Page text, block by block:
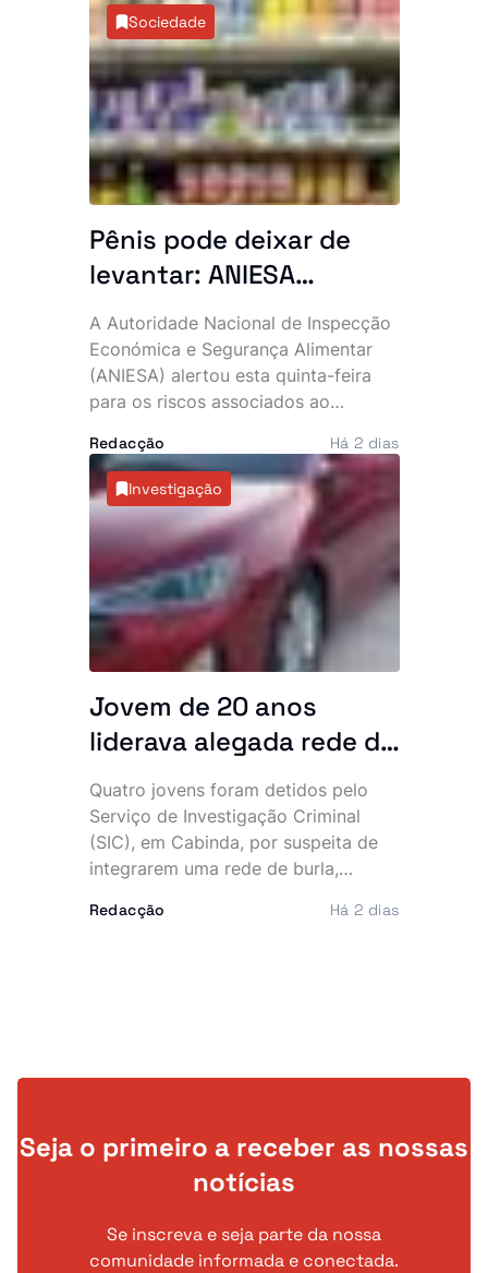
oposição e voltou a alimentar
especulações sobre o estado de
saúde do chefe de Estado, de 93
anos.
Sociedade
Pênis pode deixar de
levantar: ANIESA
desaconselha consumo
de Power Plus e Motu
Rouge após descoberta
de substâncias
impróprias
A Autoridade Nacional de Inspecção
Económica e Segurança Alimentar
(ANIESA) alertou esta quinta-feira
para os riscos associados ao
Power Plus e Motu Rouge, depois de
análises laboratoriais terem
detectado a presença não declarada
de sildenafila, um medicamento
sujeito a prescrição médica utilizado
no tratamento da disfunção eréctil. A
entidade recomenda que os
consumidores deixem de ingerir
estes produtos e ordenou a sua
Redacção Há 2 dias
Investigação
Jovem de 20 anos
liderava alegada rede de
burlas que financiava
uma vida de luxo, diz SIC
Quatro jovens foram detidos pelo
Serviço de Investigação Criminal
(SIC), em Cabinda, por suspeita de
integrarem uma rede de burla,
rede Vodacom, num esquema que
caros e festas frequentes.
Redacção Há 2 dias
Seja o primeiro a receber as nossas
notícias
Se inscreva e seja parte da nossa
comunidade informada e conectada.